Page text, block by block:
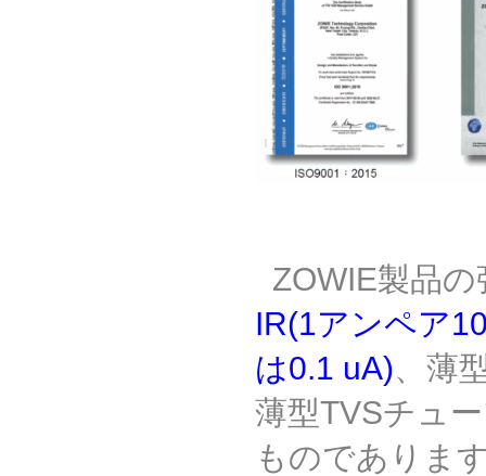
ZOWIE製品の
IR(1アンペア
は0.1 uA)、 薄
薄型TVSチュ
ものでありま